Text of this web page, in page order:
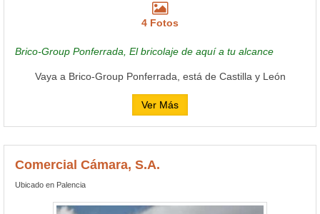
4 Fotos
Brico-Group Ponferrada, El bricolaje de aquí a tu alcance
Vaya a Brico-Group Ponferrada, está de Castilla y León
Ver Más
Comercial Cámara, S.A.
Ubicado en Palencia